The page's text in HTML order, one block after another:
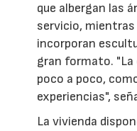
que albergan las
servicio, mientras
incorporan
gran formato. "La
poco a poco,
experiencias",
La vivienda